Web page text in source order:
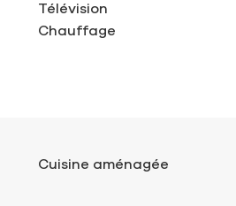
Télévision
Chauffage
Cuisine aménagée